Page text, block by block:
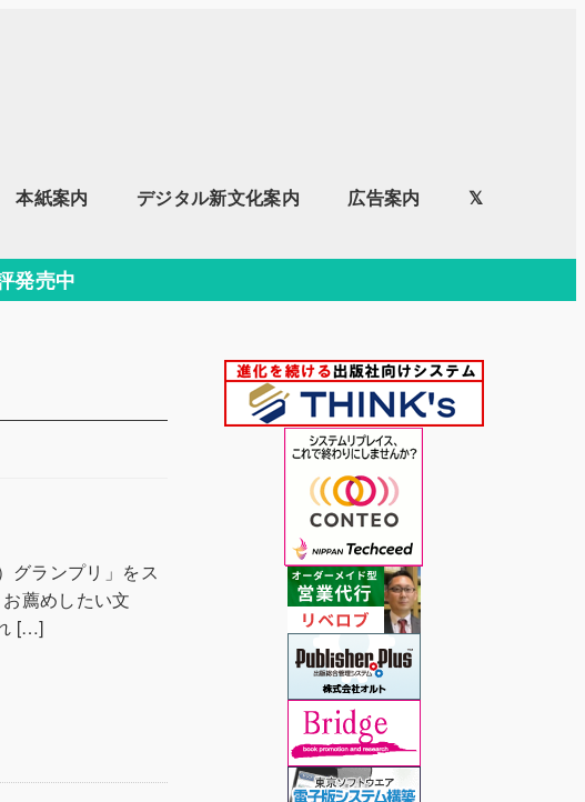
本紙案内 デジタル新文化案内 広告案内 𝕏
発売中
グランプリ」をス
薦めしたい文
[…]